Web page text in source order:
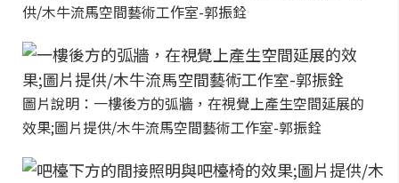
供/木牛流馬空間藝術工作室-郭振銓
圖片說明：一樓後方的弧牆，在視覺上產生空間延展的
效果;圖片提供/木牛流馬空間藝術工作室-郭振銓